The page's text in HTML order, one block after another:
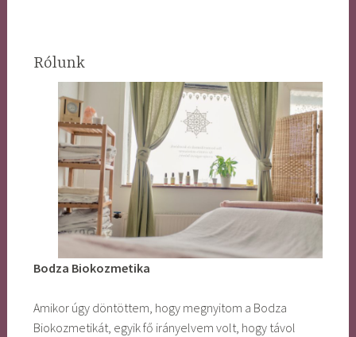
Rólunk
Bodza Biokozmetika
Amikor úgy döntöttem, hogy megnyitom a Bodza
Biokozmetikát, egyik fő irányelvem volt, hogy távol